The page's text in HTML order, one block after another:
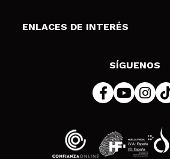
Formas de pago
Terminos y condiciones de uso
Política de cookies
ENLACES DE INTERÉS
SÍGUENOS